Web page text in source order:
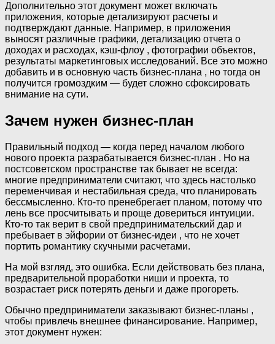
Дополнительно этот документ может включать
приложения, которые детализируют расчеты и
подтверждают данные. Например, в приложения
выносят различные графики, детализацию отчета о
доходах и расходах, кэш-флоу , фотографии объектов,
результаты маркетинговых исследований. Все это можно
добавить и в основную часть бизнес-плана , но тогда он
получится громоздким — будет сложно сфоксировать
внимание на сути.
Зачем нужен бизнес-план
Правильный подход — когда перед началом любого
нового проекта разрабатывается бизнес-план . Но на
постсоветском пространстве так бывает не всегда:
многие предприниматели считают, что здесь настолько
переменчивая и нестабильная среда, что планировать
бессмысленно. Кто-то пренебрегает планом, потому что
лень все просчитывать и проще довериться интуиции.
Кто-то так верит в свой предпринимательский дар и
пребывает в эйфории от бизнес-идеи , что не хочет
портить романтику скучными расчетами.
На мой взгляд, это ошибка. Если действовать без плана,
предварительной проработки ниши и проекта, то
возрастает риск потерять деньги и даже прогореть.
Обычно предприниматели заказывают бизнес-планы ,
чтобы привлечь внешнее финансирование. Например,
этот документ нужен: